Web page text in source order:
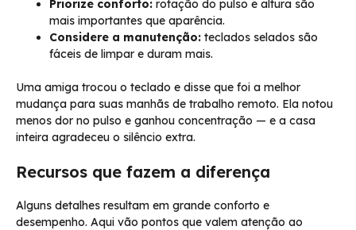
Priorize conforto: rotação do pulso e altura são
mais importantes que aparência.
Considere a manutenção: teclados selados são
fáceis de limpar e duram mais.
Uma amiga trocou o teclado e disse que foi a melhor
mudança para suas manhãs de trabalho remoto. Ela notou
menos dor no pulso e ganhou concentração — e a casa
inteira agradeceu o silêncio extra.
Recursos que fazem a diferença
Alguns detalhes resultam em grande conforto e
desempenho. Aqui vão pontos que valem atenção ao